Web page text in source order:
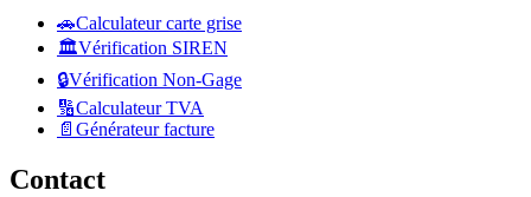
🚗Calculateur carte grise
🏛️Vérification SIREN
🔒Vérification Non-Gage
🔢Calculateur TVA
📄 Générateur facture
Contact